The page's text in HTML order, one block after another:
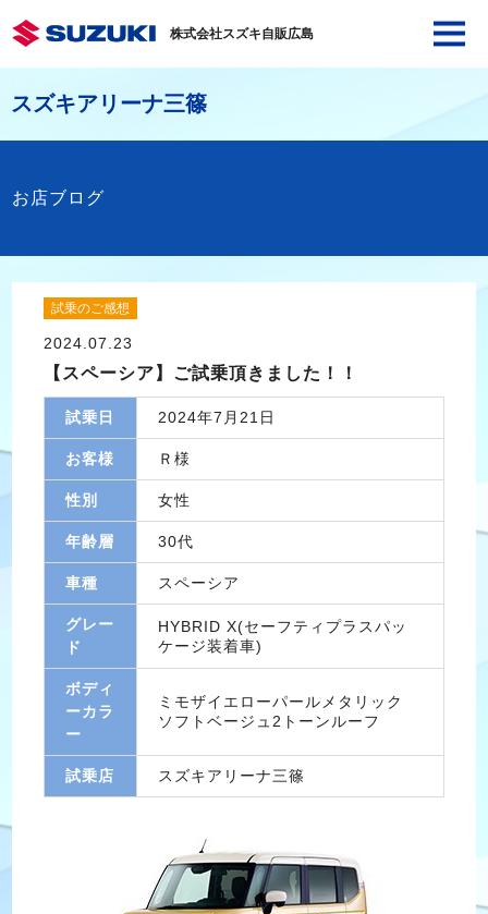
株式会社スズキ自販広島
スズキアリーナ三篠
お店ブログ
試乗のご感想
2024.07.23
【スペーシア】ご試乗頂きました！！
試乗日 2024年7月21日
お客様 Ｒ様
性別 女性
年齢層 30代
車種 スペーシア
グレー
ド
HYBRID X(セーフティプラスパッ
ケージ装着車)
ボディ
ーカラ
ー
ミモザイエローパールメタリック
ソフトベージュ2トーンルーフ
試乗店 スズキアリーナ三篠